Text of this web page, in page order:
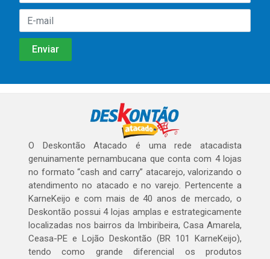
O Deskontão Atacado é uma rede atacadista
genuinamente pernambucana que conta com 4 lojas
no formato “cash and carry” atacarejo, valorizando o
atendimento no atacado e no varejo. Pertencente a
KarneKeijo e com mais de 40 anos de mercado, o
Deskontão possui 4 lojas amplas e estrategicamente
localizadas nos bairros da Imbiribeira, Casa Amarela,
Ceasa-PE e Lojão Deskontão (BR 101 KarneKeijo),
tendo como grande diferencial os produtos